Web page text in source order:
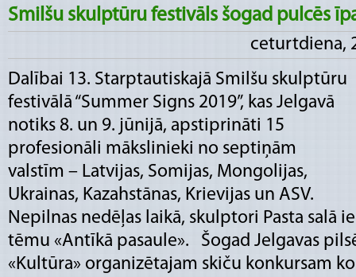
Smilšu skulptūru festivāls šogad pulcēs
ceturtdiena,
Dalībai 13. Starptautiskajā Smilšu skulptūru
festivālā “Summer Signs 2019”, kas Jelgavā
notiks 8. un 9. jūnijā, apstiprināti 15
profesionāli mākslinieki no septiņām
valstīm – Latvijas, Somijas, Mongolijas,
Ukrainas, Kazahstānas, Krievijas un ASV.
Nepilnas nedēļas laikā, skulptori Pasta salā
tēmu «Antīkā pasaule». Šogad Jelgavas
«Kultūra» organizētajam skiču konkursam